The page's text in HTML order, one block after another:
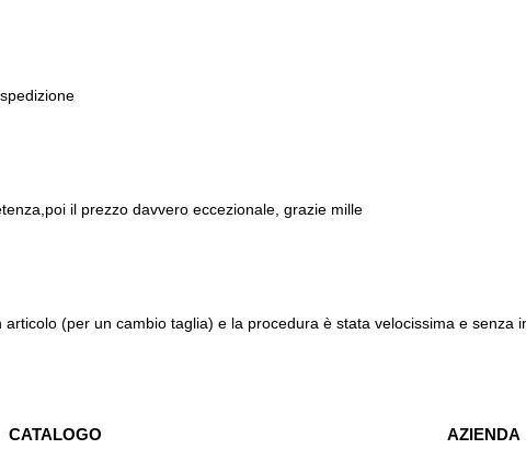
il prezzo davvero eccezionale, grazie mille
(per un cambio taglia) e la procedura è stata velocissima e senza
CATALOGO AZIENDA